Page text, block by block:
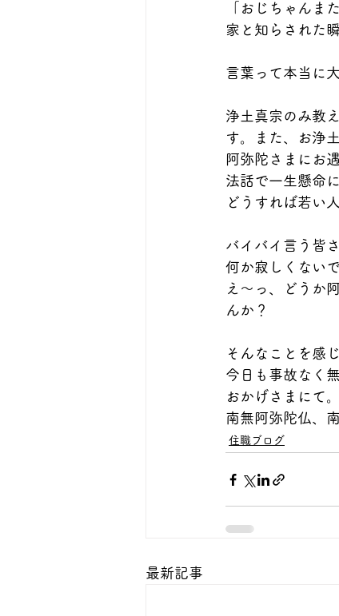
「おじちゃんま
家と知らされた
言葉って本当に
浄土真宗のみ教
す。また、お浄
阿弥陀さまにお
法話で一生懸命
どうすれば若い
バイバイ言う皆
何か寂しくない
え〜っ、どうか
んか？
そんなことを感
今日も事故なく
おかげさまにて。
南無阿弥陀仏、
住職ブログ
最新記事